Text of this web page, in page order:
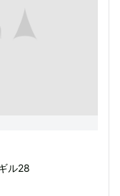
ル28